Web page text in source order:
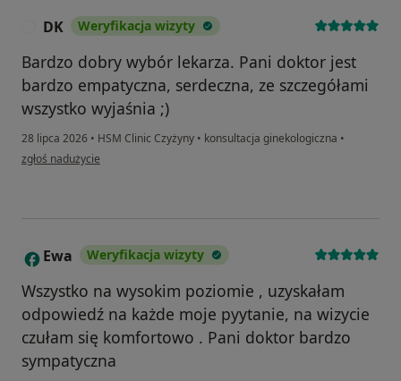
DK Weryfikacja wizyty
Bardzo dobry wybór lekarza. Pani doktor jest
bardzo empatyczna, serdeczna, ze szczegółami
wszystko wyjaśnia ;)
28 lipca 2026 • HSM Clinic Czyżyny • konsultacja ginekologiczna •
w opinii użytkownika DK
zgłoś nadużycie
E Ewa Weryfikacja wizyty
Wszystko na wysokim poziomie , uzyskałam
odpowiedź na każde moje pyytanie, na wizycie
czułam się komfortowo . Pani doktor bardzo
sympatyczna